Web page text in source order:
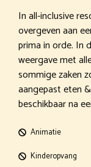
In all-inclusive
overgeven aan
prima in orde. In
weergave met
sommige zaken
aangepast eten
beschikbaar na
Animatie
Kinderopvang